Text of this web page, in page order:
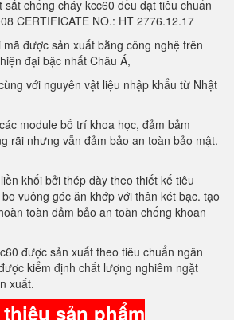
sắt chống cháy kcc60 đều đạt tiêu chuẩn
CERTIFICATE NO.: HT 2776.12.17
được sản xuất bằng công nghệ trên
đại bậc nhất Châu Á,
với nguyên vật liệu nhập khẩu từ Nhật
module bố trí khoa học, đảm bảm
rãi nhưng vẫn đảm bảo an toàn bảo mật.
khối bởi thép dày theo thiết kế tiêu
vuông góc ăn khớp với thân két bạc. tạo
toàn đảm bảo an toàn chống khoan
được sản xuất theo tiêu chuẩn ngân
kiểm định chất lượng nghiêm ngặt
xuất.
sản phẩm